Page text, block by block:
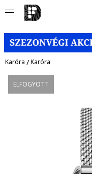
Karóra /Karóra
ELFOGYOTT